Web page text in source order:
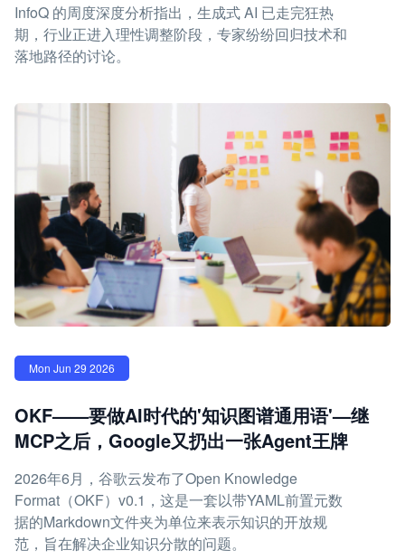
InfoQ 的周度深度分析指出，生成式 AI 已走完狂热
期，行业正进入理性调整阶段，专家纷纷回归技术和
落地路径的讨论。
Mon Jun 29 2026
OKF——要做AI时代的'知识图谱通用语'—继
MCP之后，Google又扔出一张Agent王牌
2026年6月，谷歌云发布了Open Knowledge
Format（OKF）v0.1，这是一套以带YAML前置元数
据的Markdown文件夹为单位来表示知识的开放规
范，旨在解决企业知识分散的问题。